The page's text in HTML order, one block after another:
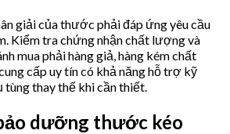
giải của thước phải đáp ứng yêu cầu
Kiểm tra chứng nhận chất lượng và
mua phải hàng giả, hàng kém chất
cấp uy tín có khả năng hỗ trợ kỹ
tùng thay thế khi cần thiết.
dưỡng thước kéo